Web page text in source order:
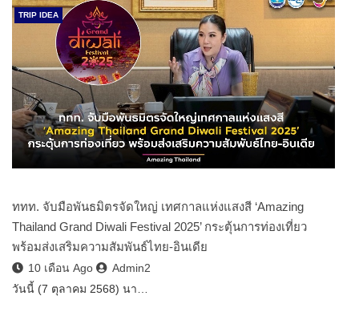
TRIP IDEA
ททท. จับมือพันธมิตรจัดใหญ่ เทศกาลแห่งแสงสี ‘Amazing
Thailand Grand Diwali Festival 2025’ กระตุ้นการท่องเที่ยว
พร้อมส่งเสริมความสัมพันธ์ไทย-อินเดีย
10 เดือน Ago
Admin2
วันนี้ (7 ตุลาคม 2568) นา…